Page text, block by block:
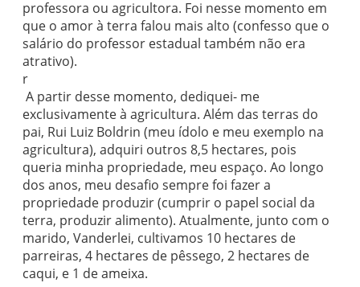
professora ou agricultora. Foi nesse momento em
que o amor à terra falou mais alto (confesso que o
salário do professor estadual também não era
atrativo).
r
A partir desse momento, dediquei- me
exclusivamente à agricultura. Além das terras do
pai, Rui Luiz Boldrin (meu ídolo e meu exemplo na
agricultura), adquiri outros 8,5 hectares, pois
queria minha propriedade, meu espaço. Ao longo
dos anos, meu desafio sempre foi fazer a
propriedade produzir (cumprir o papel social da
terra, produzir alimento). Atualmente, junto com o
marido, Vanderlei, cultivamos 10 hectares de
parreiras, 4 hectares de pêssego, 2 hectares de
caqui, e 1 de ameixa.